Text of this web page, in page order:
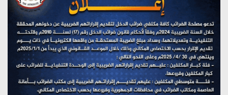
تستمعون لبرنامج (هندسة الوهم)
يوليو 28, 2026
مؤتمر صحفي لمركز عين الإنسانية حول جرائم تحالف العدوان
على اليمن
يوليو 27, 2026